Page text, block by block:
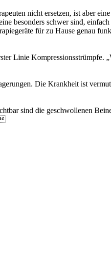
nicht ersetzen, ist aber
besonders schwer sind,
für zu Hause genau
Linie Kompressionsstrümpfe.
Die Krankheit ist
sind die geschwollenen